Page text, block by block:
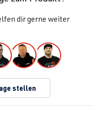
dir gerne weiter
stellen